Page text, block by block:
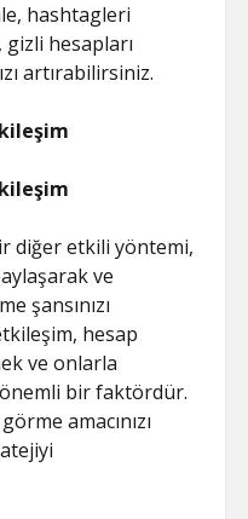
hashtagleri
hesapları
artırabilirsiniz.
diğer etkili yöntemi,
ve
şansınızı
hesap
ve onlarla
bir faktördür.
amacınızı